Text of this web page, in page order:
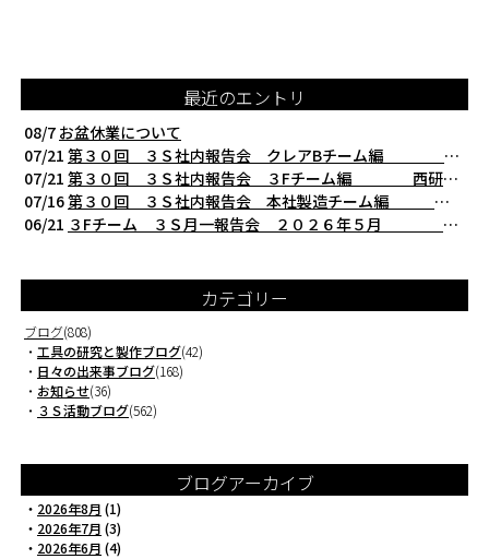
最近のエントリ
08/7 お盆休業について
07/21 第３０回 ３Ｓ社内報告会 クレアBチーム編 西研の３Ｓ活動（整理・整頓・清掃
07/21 第３０回 ３Ｓ社内報告会 ３Fチーム編 西研の３Ｓ活動（整理・整頓・清掃）
07/16第３０回 ３Ｓ社内報告会 本社製造チーム編 西研の３Ｓ活動（整理・整頓・清掃
06/21 ３Fチーム ３Ｓ月一報告会 ２０２６年５月 切削工具を考える西研より
カテゴリー
ブログ(808)
・ 工具の研究と製作ブログ(42)
・ 日々の出来事ブログ(168)
・ お知らせ(36)
・ ３Ｓ活動ブログ(562)
ブログアーカイブ
・ 2026年8月 (1)
・ 2026年7月 (3)
・ 2026年6月 (4)